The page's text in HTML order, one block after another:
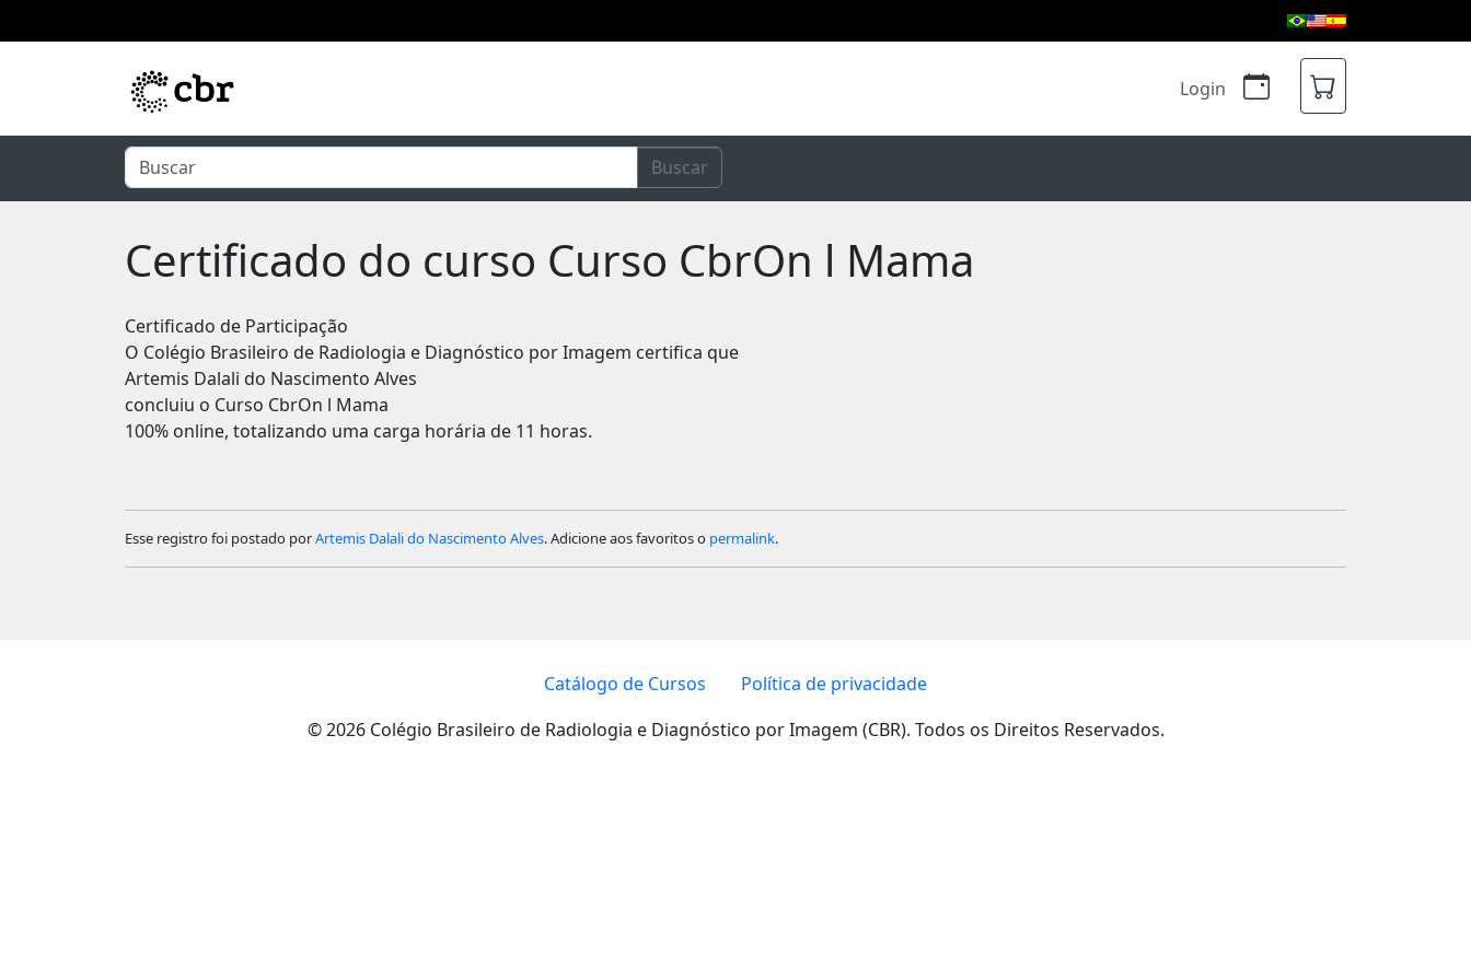
Login
Buscar
Certificado do curso Curso CbrOn l Mama
Certificado de Participação
O Colégio Brasileiro de Radiologia e Diagnóstico por Imagem certifica que
Artemis Dalali do Nascimento Alves
concluiu o Curso CbrOn l Mama
100% online, totalizando uma carga horária de 11 horas.
Esse registro foi postado porArtemis Dalali do Nascimento Alves. Adicione aos favoritos o permalink.
Catálogo de Cursos
Política de privacidade
© 2026 Colégio Brasileiro de Radiologia e Diagnóstico por Imagem (CBR). Todos os Direitos Reservados.